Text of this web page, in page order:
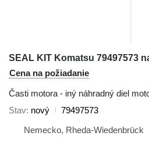
SEAL KIT Komatsu 79497573
Cena na požiadanie
Časti motora - iný náhradný diel
Stav nový
79497573
Nemecko, Rheda-Wiedenbrück